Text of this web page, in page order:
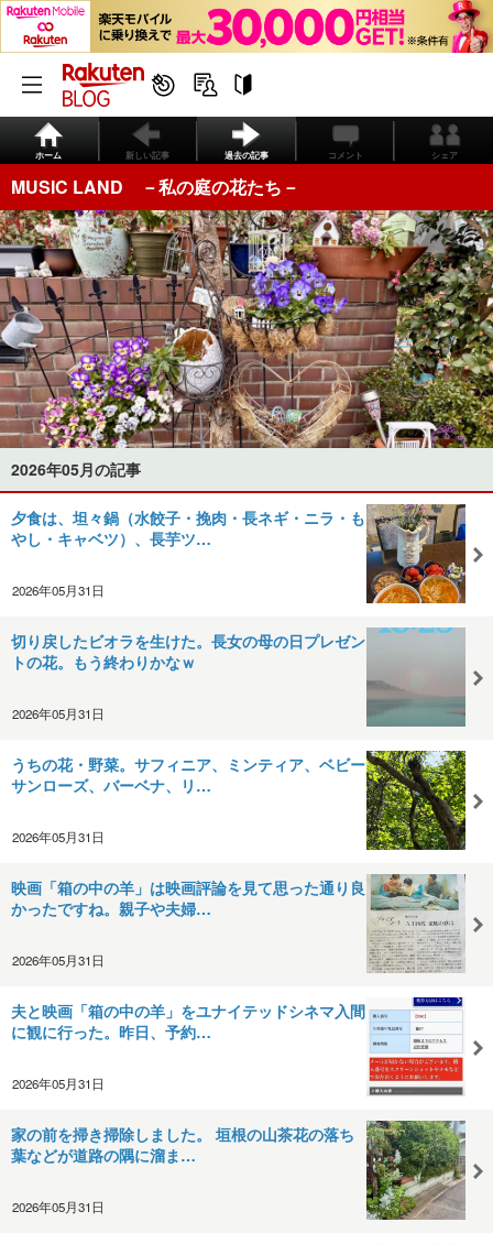
ホーム 新しい記事 過去の記事 コメント シェア
MUSIC LAND －私の庭の花たち－
2026年05月の記事
夕食は、坦々鍋（水餃子・挽肉・長ネギ・ニラ・も
やし・キャベツ）、長芋ツ…
2026年05月31日
切り戻したビオラを生けた。長女の母の日プレゼン
トの花。もう終わりかなｗ
2026年05月31日
うちの花・野菜。サフィニア、ミンティア、ベビー
サンローズ、バーベナ、リ…
2026年05月31日
映画「箱の中の羊」は映画評論を見て思った通り良
かったですね。親子や夫婦…
2026年05月31日
夫と映画「箱の中の羊」をユナイテッドシネマ入間
に観に行った。昨日、予約…
2026年05月31日
家の前を掃き掃除しました。 垣根の山茶花の落ち
葉などが道路の隅に溜ま…
2026年05月31日